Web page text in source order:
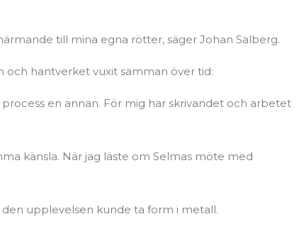
till mina egna rötter, säger Johan Salberg.
och hantverket vuxit samman över tid:
en annan. För mig har skrivandet och arbetet
känsla. När jag läste om Selmas möte med
upplevelsen kunde ta form i metall.